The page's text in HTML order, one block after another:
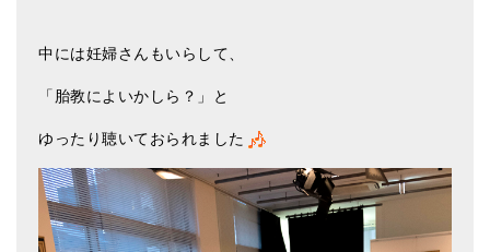
中には妊婦さんもいらして、
「胎教によいかしら？」と
ゆったり聴いておられました